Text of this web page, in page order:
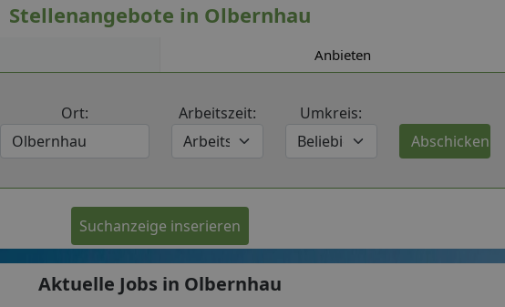
Stellenangebote in Olbernhau
Anbieten
Ort: Arbeitszeit: Umkreis:
Suchanzeige inserieren
Aktuelle Jobs in Olbernhau